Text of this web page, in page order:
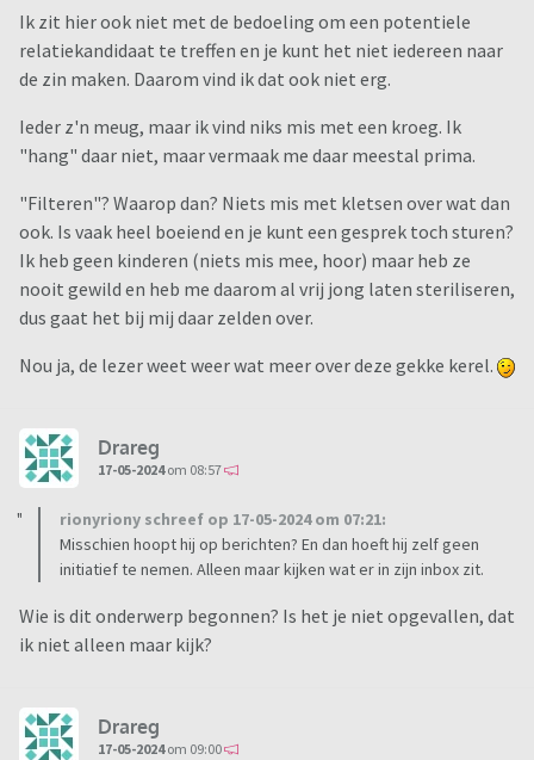
Ik zit hier ook niet met de bedoeling om een potentiele
relatiekandidaat te treffen en je kunt het niet iedereen naar
de zin maken. Daarom vind ik dat ook niet erg.
Ieder z'n meug, maar ik vind niks mis met een kroeg. Ik
"hang" daar niet, maar vermaak me daar meestal prima.
"Filteren"? Waarop dan? Niets mis met kletsen over wat dan
ook. Is vaak heel boeiend en je kunt een gesprek toch sturen?
Ik heb geen kinderen (niets mis mee, hoor) maar heb ze
nooit gewild en heb me daarom al vrij jong laten steriliseren,
dus gaat het bij mij daar zelden over.
Nou ja, de lezer weet weer wat meer over deze gekke kerel.
Drareg
17-05-2024om 08:57
rionyriony schreef op 17-05-2024 om 07:21:
Misschien hoopt hij op berichten? En dan hoeft hij zelf geen
initiatief te nemen. Alleen maar kijken wat er in zijn inbox zit.
Wie is dit onderwerp begonnen? Is het je niet opgevallen, dat
ik niet alleen maar kijk?
Drareg
17-05-2024om 09:00